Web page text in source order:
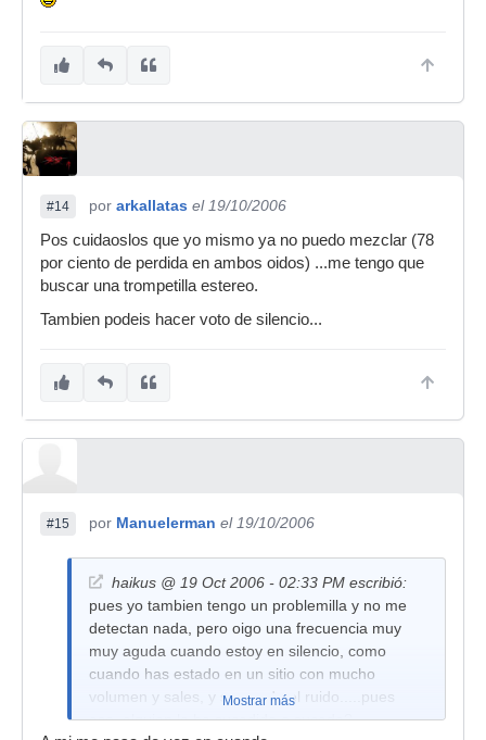
#14 por arkallatas el 19/10/2006
Pos cuidaoslos que yo mismo ya no puedo mezclar (78
por ciento de perdida en ambos oidos) ...me tengo que
buscar una trompetilla estereo.
Tambien podeis hacer voto de silencio...
#15 por Manuelerman el 19/10/2006
haikus @ 19 Oct 2006 - 02:33 PM escribió:
pues yo tambien tengo un problemilla y no me
detectan nada, pero oigo una frecuencia muy
muy aguda cuando estoy en silencio, como
cuando has estado en un sitio con mucho
volumen y sales, y se queda el ruido.....pues
eso, alguien le ha sucedido o sucede?
Mostrar más